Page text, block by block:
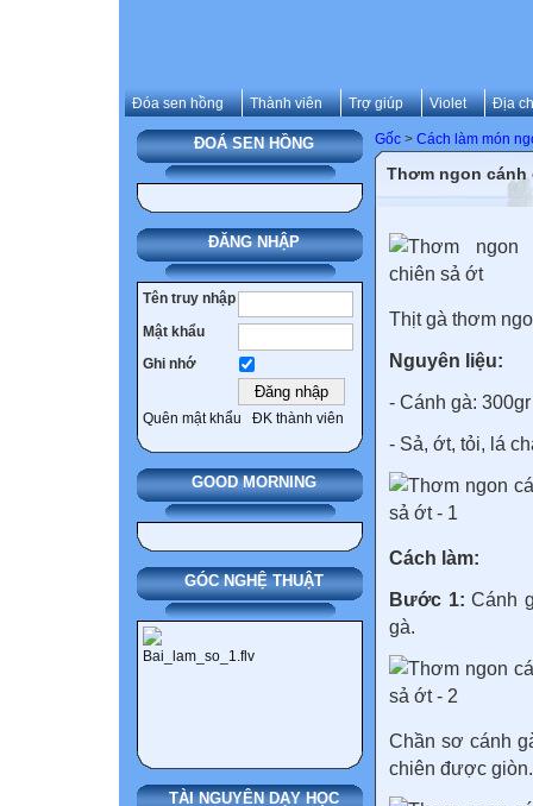
Đóa sen hồng Thành viên Trợ giúp Violet Địa
ĐOÁ SEN HỒNG
ĐĂNG NHẬP
Tên truy nhập
Mật khẩu
Ghi nhớ
Quên mật khẩu ĐK thành viên
GOOD MORNING
GÓC NGHỆ THUẬT
TÀI NGUYÊN DẠY HỌC
Gốc > Cách làm món
Thơm ngon cánh
Thịt gà thơm
Nguyên liệu:
- Cánh gà: 300gr
- Sả, ớt, tỏi, lá
Cách làm:
Bước 1: Cánh
gà.
Chần sơ cánh
chiên được giòn.